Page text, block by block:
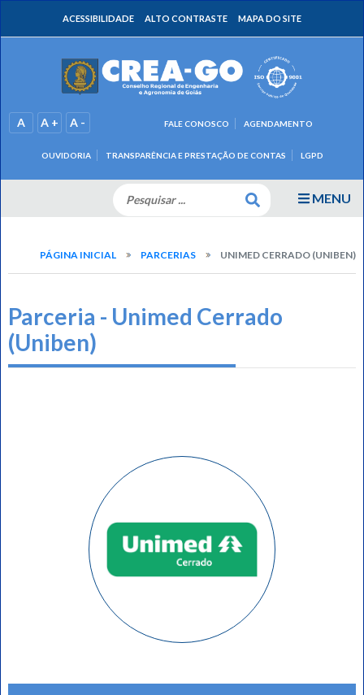
ACESSIBILIDADE ALTO CONTRASTE MAPA DO SITE
A A + A -
OUVIDORIA TRANSPARÊNCIA E PRESTAÇÃO DE CONTAS LGPD
FALE CONOSCO AGENDAMENTO
MENU
PÁGINA INICIAL PARCERIAS UNIMED CERRADO (UNIBEN)
Parceria - Unimed Cerrado
(Uniben)